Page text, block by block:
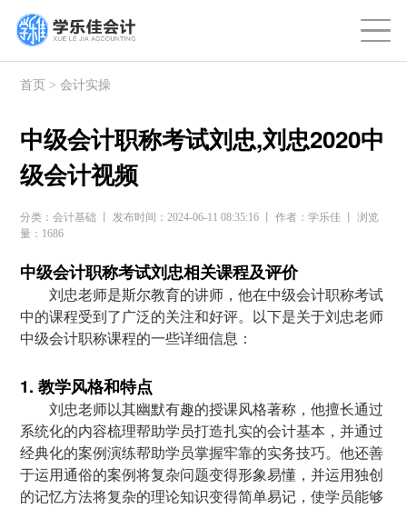
首页 >会计实操
中级会计职称考试刘忠,刘忠2020中
级会计视频
分类：会计基础 丨 发布时间：2024-06-11 08:35:16 丨 作者：学乐佳 丨 浏览
量：1686
中级会计职称考试刘忠相关课程及评价
刘忠老师是斯尔教育的讲师，他在中级会计职称考试
中的课程受到了广泛的关注和好评。以下是关于刘忠老师
中级会计职称课程的一些详细信息：
1. 教学风格和特点
刘忠老师以其幽默有趣的授课风格著称，他擅长通过
系统化的内容梳理帮助学员打造扎实的会计基本，并通过
经典化的案例演练帮助学员掌握牢靠的实务技巧。他还善
于运用通俗的案例将复杂问题变得形象易懂，并运用独创
的记忆方法将复杂的理论知识变得简单易记，使学员能够